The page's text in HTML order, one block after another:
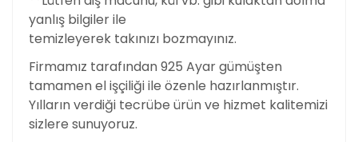
yanlış bilgiler ile
temizleyerek takınızı bozmayınız.
Firmamız tarafından 925 Ayar gümüşten
tamamen el işçiliği ile özenle hazırlanmıştır.
Yılların verdiği tecrübe ürün ve hizmet kalitemizi
sizlere sunuyoruz.